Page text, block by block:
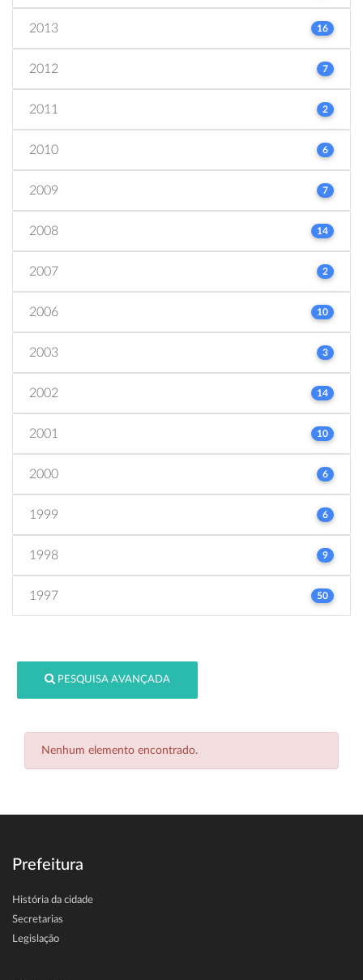
2013 16
2012 7
2011 2
2010 6
2009 7
2008 14
2007 2
2006 10
2003 3
2002 14
2001 10
2000 6
1999 6
1998 9
1997 50
PESQUISA AVANÇADA
Nenhum elemento encontrado.
Prefeitura
História da cidade
Secretarias
Legislação